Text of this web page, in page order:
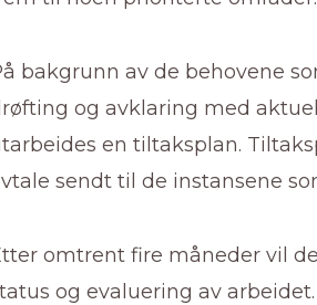
bakgrunn av de behovene
og avklaring med
en tiltaksplan.
sendt til de instansene
omtrent fire måneder vil
og evaluering av arbeidet.